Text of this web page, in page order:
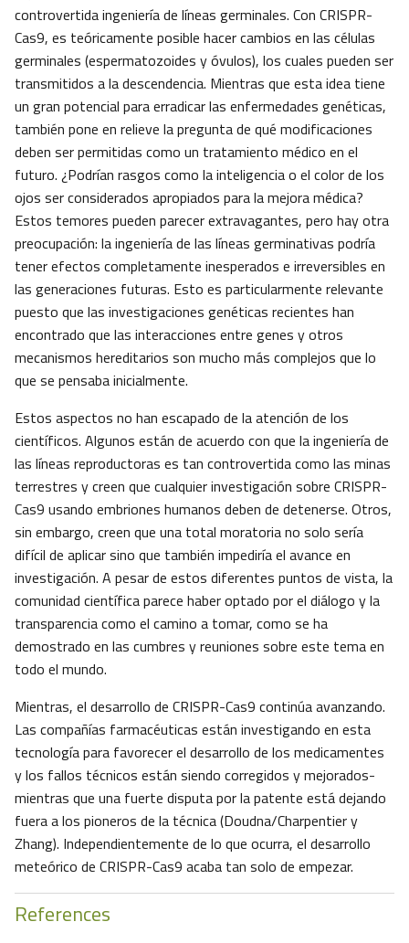
controvertida ingeniería de líneas germinales. Con CRISPR-
Cas9, es teóricamente posible hacer cambios en las células
germinales (espermatozoides y óvulos), los cuales pueden ser
transmitidos a la descendencia. Mientras que esta idea tiene
un gran potencial para erradicar las enfermedades genéticas,
también pone en relieve la pregunta de qué modificaciones
deben ser permitidas como un tratamiento médico en el
futuro. ¿Podrían rasgos como la inteligencia o el color de los
ojos ser considerados apropiados para la mejora médica?
Estos temores pueden parecer extravagantes, pero hay otra
preocupación: la ingeniería de las líneas germinativas podría
tener efectos completamente inesperados e irreversibles en
las generaciones futuras. Esto es particularmente relevante
puesto que las investigaciones genéticas recientes han
encontrado que las interacciones entre genes y otros
mecanismos hereditarios son mucho más complejos que lo
que se pensaba inicialmente.
Estos aspectos no han escapado de la atención de los
científicos. Algunos están de acuerdo con que la ingeniería de
las líneas reproductoras es tan controvertida como las minas
terrestres y creen que cualquier investigación sobre CRISPR-
Cas9 usando embriones humanos deben de detenerse. Otros,
sin embargo, creen que una total moratoria no solo sería
difícil de aplicar sino que también impediría el avance en
investigación. A pesar de estos diferentes puntos de vista, la
comunidad científica parece haber optado por el diálogo y la
transparencia como el camino a tomar, como se ha
demostrado en las cumbres y reuniones sobre este tema en
todo el mundo.
Mientras, el desarrollo de CRISPR-Cas9 continúa avanzando.
Las compañías farmacéuticas están investigando en esta
tecnología para favorecer el desarrollo de los medicamentes
y los fallos técnicos están siendo corregidos y mejorados-
mientras que una fuerte disputa por la patente está dejando
fuera a los pioneros de la técnica (Doudna/Charpentier y
Zhang). Independientemente de lo que ocurra, el desarrollo
meteórico de CRISPR-Cas9 acaba tan solo de empezar.
References